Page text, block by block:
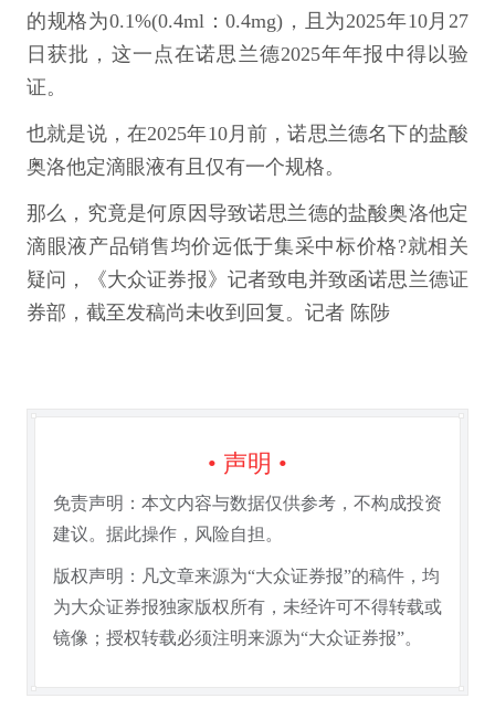
的规格为0.1%(0.4ml：0.4mg)，且为2025年10月27
日获批，这一点在诺思兰德2025年年报中得以验
证。
也就是说，在2025年10月前，诺思兰德名下的盐酸
奥洛他定滴眼液有且仅有一个规格。
那么，究竟是何原因导致诺思兰德的盐酸奥洛他定
滴眼液产品销售均价远低于集采中标价格?就相关
疑问，《大众证券报》记者致电并致函诺思兰德证
券部，截至发稿尚未收到回复。记者 陈陟
• 声明 •
免责声明：本文内容与数据仅供参考，不构成投资
建议。据此操作，风险自担。
版权声明：凡文章来源为“大众证券报”的稿件，均
为大众证券报独家版权所有，未经许可不得转载或
镜像；授权转载必须注明来源为“大众证券报”。